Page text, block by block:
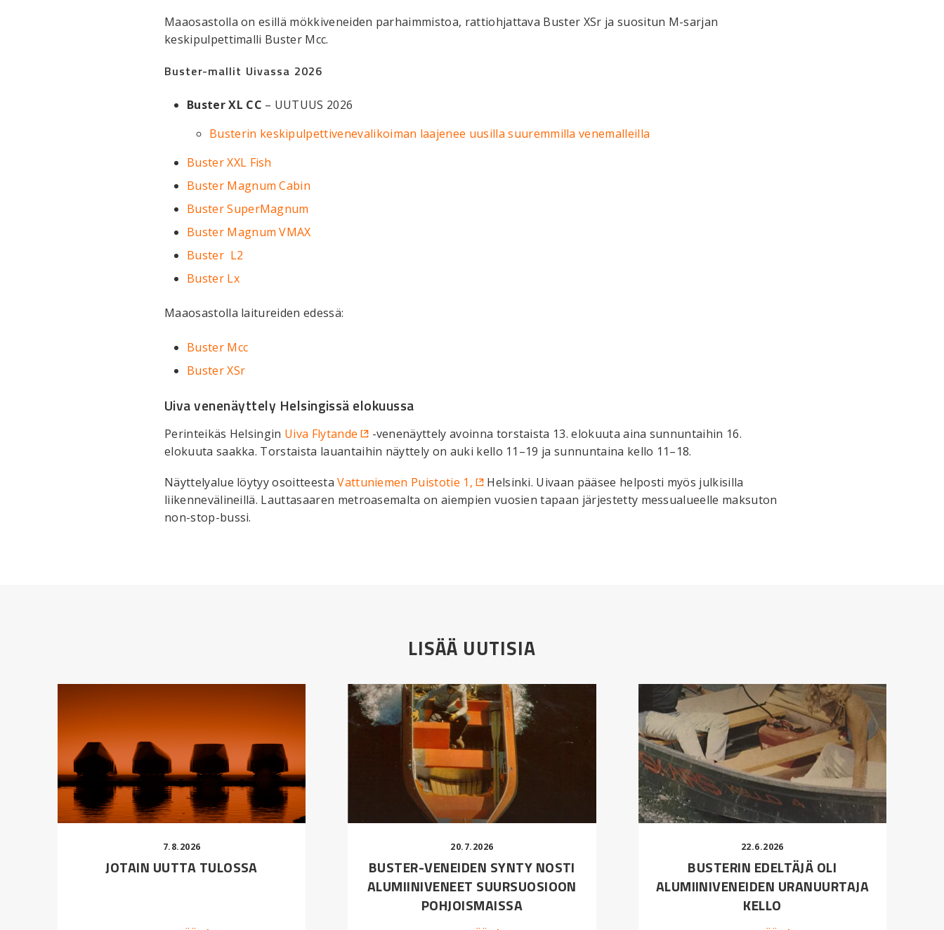
Maaosastolla on esillä mökkiveneiden parhaimmistoa, rattiohjattava Buster XSr ja suositun M-sarjan
keskipulpettimalli Buster Mcc.
Buster-mallit Uivassa 2026
Buster XL CC – UUTUUS 2026
Busterin keskipulpettivenevalikoiman laajenee uusilla suuremmilla venemalleilla
Buster XXL Fish
Buster Magnum Cabin
Buster SuperMagnum
Buster Magnum VMAX
Buster L2
Buster Lx
Maaosastolla laitureiden edessä:
Buster Mcc
Buster XSr
Uiva venenäyttely Helsingissä elokuussa
Perinteikäs Helsingin Uiva Flytande
-venenäyttely avoinna torstaista 13. elokuuta aina sunnuntaihin 16.
elokuuta saakka. Torstaista lauantaihin näyttely on auki kello 11–19 ja sunnuntaina kello 11–18.
Näyttelyalue löytyy osoitteestaVattuniemen Puistotie 1,
Helsinki. Uivaan pääsee helposti myös julkisilla
liikennevälineillä. Lauttasaaren metroasemalta on aiempien vuosien tapaan järjestetty messualueelle maksuton
non-stop-bussi.
LISÄÄ UUTISIA
7.8.2026
JOTAIN UUTTA TULOSSA
20.7.2026
BUSTER-VENEIDEN SYNTY NOSTI
ALUMIINIVENEET SUURSUOSIOON
POHJOISMAISSA
22.6.2026
BUSTERIN EDELTÄJÄ OLI
ALUMIINIVENEIDEN URANUURTAJA
KELLO